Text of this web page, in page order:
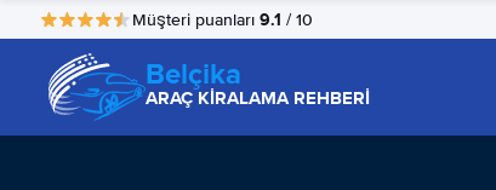
Müşteri puanları 9.1 / 10
Belçika
ARAÇ KİRALAMA REHBERİ